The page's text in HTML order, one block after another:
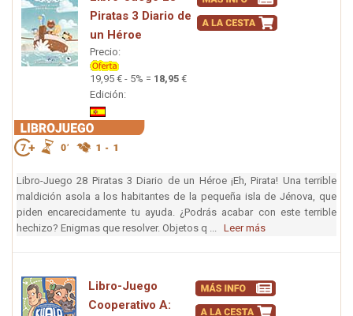
Piratas 3 Diario de
un Héroe
Precio:
19,95 € - 5% = 18,95 €
Edición:
Libro-Juego 28 Piratas 3 Diario de un Héroe ¡Eh, Pirata! Una terrible
maldición asola a los habitantes de la pequeña isla de Jénova, que
piden encarecidamente tu ayuda. ¿Podrás acabar con este terrible
hechizo? Enigmas que resolver. Objetos q ... Leer más
Libro-Juego
Cooperativo A: